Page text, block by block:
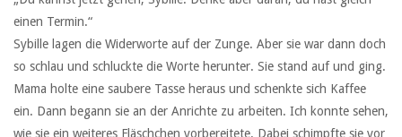
einen Termin.“
Sybille lagen die Widerworte auf der Zunge. Aber sie war dann doch
so schlau und schluckte die Worte herunter. Sie stand auf und ging.
Mama holte eine saubere Tasse heraus und schenkte sich Kaffee
ein. Dann begann sie an der Anrichte zu arbeiten. Ich konnte sehen,
wie sie ein weiteres Fläschchen vorbereitete. Dabei schimpfte sie vor